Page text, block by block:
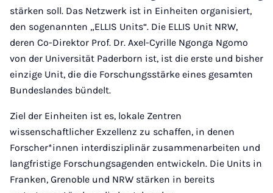
stärken soll. Das Netzwerk ist in Einheiten organisiert,
den sogenannten „ELLIS Units“. Die ELLIS Unit NRW,
deren Co-Direktor Prof. Dr. Axel-Cyrille Ngonga Ngomo
von der Universität Paderborn ist, ist die erste und bisher
einzige Unit, die die Forschungsstärke eines gesamten
Bundeslandes bündelt.
Ziel der Einheiten ist es, lokale Zentren
wissenschaftlicher Exzellenz zu schaffen, in denen
Forscher*innen interdisziplinär zusammenarbeiten und
langfristige Forschungsagenden entwickeln. Die Units in
Franken, Grenoble und NRW stärken in bereits